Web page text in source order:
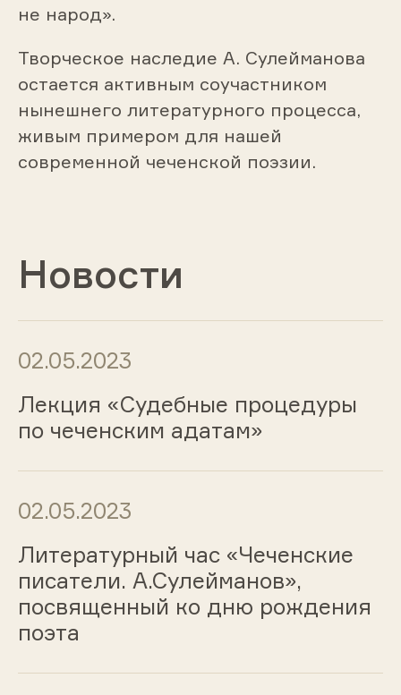
не народ».
Творческое наследие А. Сулейманова
остается активным соучастником
нынешнего литературного процесса,
живым примером для нашей
современной чеченской поэзии.
Новости
02.05.2023
Лекция «Судебные процедуры
по чеченским адатам»
02.05.2023
Литературный час «Чеченские
писатели. А.Сулейманов»,
посвященный ко дню рождения
поэта